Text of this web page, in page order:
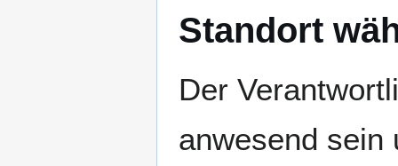
Standort
Der
anwesend sein